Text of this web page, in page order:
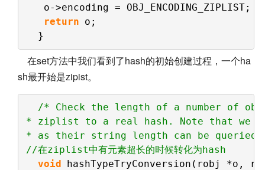
o->encoding = OBJ_ENCODING_ZIPLIST;
return o;
}
在set方法中我们看到了hash的初始创建过程，一个ha
sh最开始是zipist。
/* Check the length of a number of
* ziplist to a real hash. Note that we
* as their string length can be queried
//在ziplist中有元素超长的时候转化为hash
void hashTypeTryConversion(robj *o,